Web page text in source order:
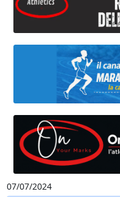
07/07/2024